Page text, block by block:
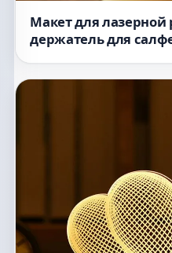
Макет для лазерной
держатель для